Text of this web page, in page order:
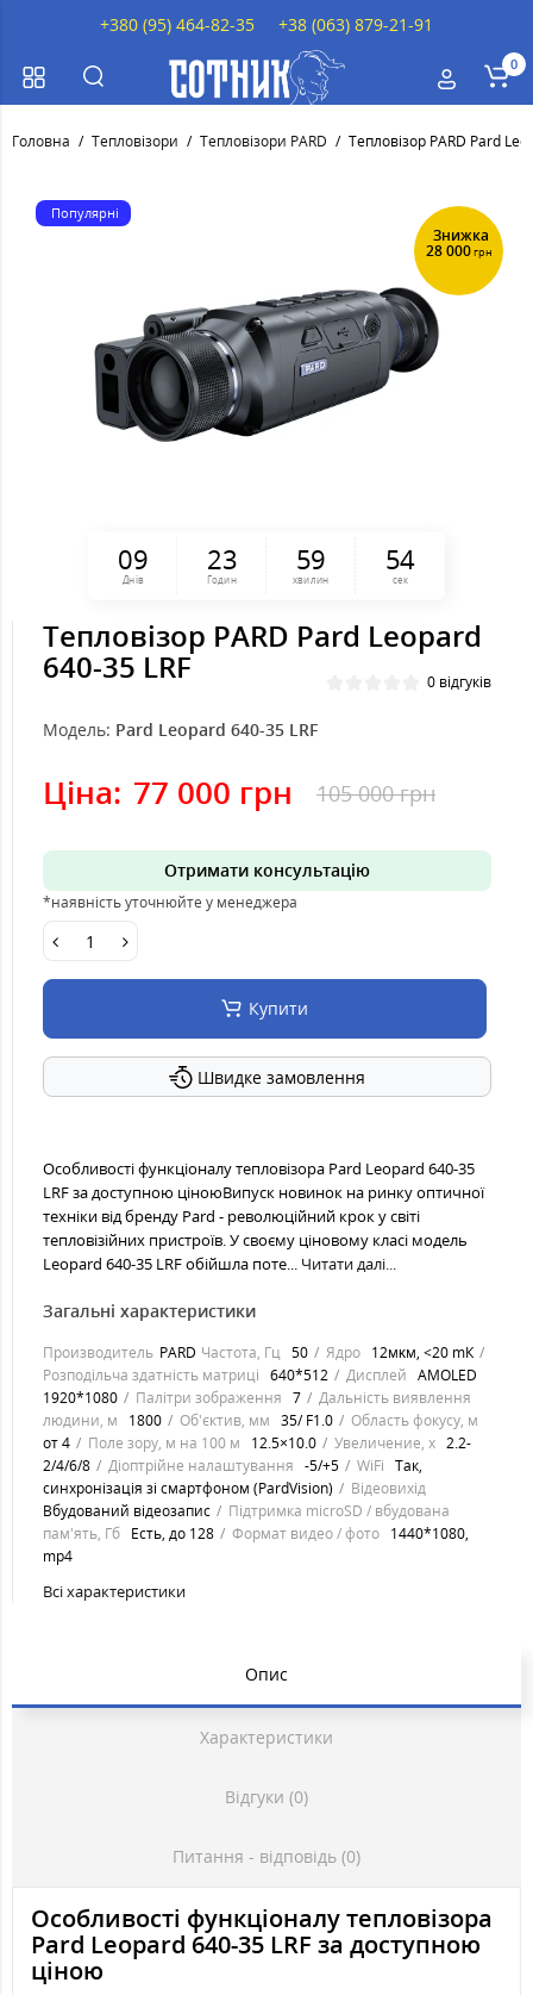
0
Головна Тепловізори Тепловізори PARD Тепловізор PARD Pard
Знижка
28 000грн
Популярні
09
Днів
23
Годин
59
хвилин
54
сек
Тепловізор PARD Pard Leopard
640-35 LRF 0 відгуків
Модель: Pard Leopard 640-35 LRF
Ціна: 77 000 грн 105 000 грн
Отримати консультацію
*наявність уточнюйте у менеджера
Купити
Швидке замовлення
Особливості функціоналу тепловізора Pard Leopard 640-35
LRF за доступною ціноюВипуск новинок на ринку оптичної
техніки від бренду Pard - революційний крок у світі
тепловізійних пристроїв. У своєму ціновому класі модель
Leopard 640-35 LRF обійшла поте... Читати далі...
Загальні характеристики
Производитель PARD Частота, Гц 50 Ядро 12мĸм, <20 mК
Розподільча здатність матриці 640*512 Дисплей AMOLED
1920*1080
Палітри зображення 7
Дальність виявлення
людини, м
1800 Об'єктив, мм 35/ F1.0
Область фокусу, м
от 4
Поле зору, м на 100 м 12.5×10.0 Увеличение, х 2.2-
2/4/6/8
Діоптрійне налаштування -5/+5 WiFi Так,
синхронізація зі смартфоном (PardVision)
Відеовихід
Вбудований відеозапис
Підтримка microSD / вбудована
пам'ять, Гб Есть, до 128 Формат видео / фото 1440*1080,
mp4
Всі характеристики
Опис
Характеристики
Відгуки (0)
Питання - відповідь (0)
Особливості функціоналу тепловізора
Pard Leopard 640-35 LRF за доступною
ціною
+380 (95) 464-82-35 +38 (063) 879-21-91